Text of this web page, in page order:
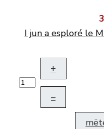
I jun a esploré le
+
–